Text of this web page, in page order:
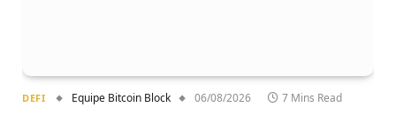
DEFI Equipe Bitcoin Block 06/08/2026 7 Mins Read